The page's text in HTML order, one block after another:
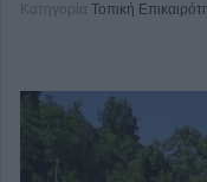
Κατηγορία Τοπική